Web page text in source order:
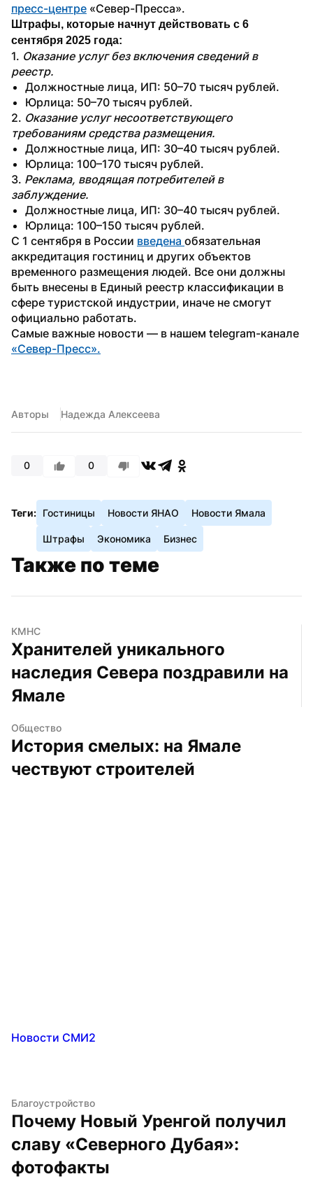
пресс-центре «Север-Пресса».
Штрафы, которые начнут действовать с 6
сентября 2025 года:
1. Оказание услуг без включения сведений в
реестр.
Должностные лица, ИП: 50–70 тысяч рублей.
Юрлица: 50–70 тысяч рублей.
2. Оказание услуг несоответствующего
требованиям средства размещения.
Должностные лица, ИП: 30–40 тысяч рублей.
Юрлица: 100–170 тысяч рублей.
3. Реклама, вводящая потребителей в
заблуждение.
Должностные лица, ИП: 30–40 тысяч рублей.
Юрлица: 100–150 тысяч рублей.
С 1 сентября в России введена обязательная
аккредитация гостиниц и других объектов
временного размещения людей. Все они должны
быть внесены в Единый реестр классификации в
сфере туристской индустрии, иначе не смогут
официально работать.
«Север-Пресс».
Авторы Надежда Алексеева
0 0
Теги: Гостиницы Новости ЯНАО Новости Ямала
Штрафы Экономика Бизнес
Также по теме
КМНС
Хранителей уникального
наследия Севера поздравили на
Ямале
Общество
История смелых: на Ямале
чествуют строителей
Новости СМИ2
Благоустройство
Почему Новый Уренгой получил
славу «Северного Дубая»:
фотофакты